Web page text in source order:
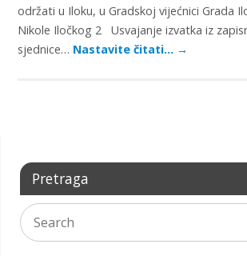
održati u Iloku, u Gradskoj vijećnici Grada
Nikole Iločkog 2 Usvajanje izvatka iz
sjednice… Nastavite čitati… →
Pretraga